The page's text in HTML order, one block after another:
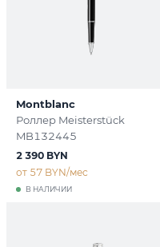
Montblanc
Роллер Meisterstück
MB132445
В НАЛИЧИИ
2 390 BYN
от 57 BYN/мес